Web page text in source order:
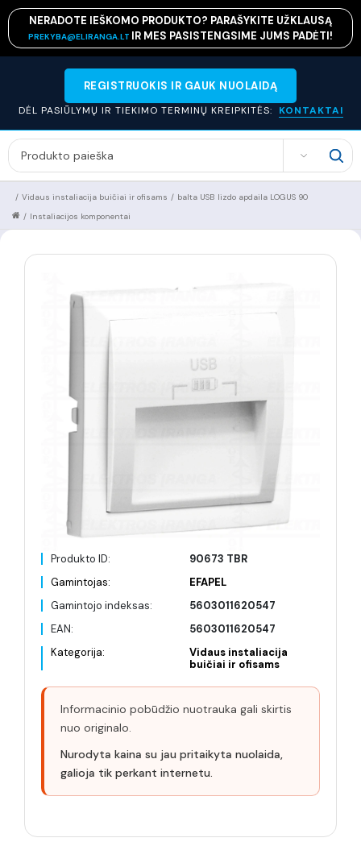
NERADOTE IEŠKOMO PRODUKTO? PARAŠYKITE UŽKLAUSĄ
PREKYBA@ELIRANGA.LT IR MES PASISTENGSIME JUMS PADĖTI!
REGISTRUOKIS IR GAUK NUOLAIDĄ
DĖL PASIŪLYMŲ IR TIEKIMO TERMINŲ KREIPKITĖS: KONTAKTAI
SEARCH
balta USB lizdo apdaila LOGUS 90
/
Vidaus instaliacija buičiai ir ofisams
/
Instaliacijos komponentai
/
Produkto ID:
90673 TBR
Gamintojas:
EFAPEL
Gamintojo indeksas:
5603011620547
EAN:
5603011620547
Kategorija:
Vidaus instaliacija
buičiai ir ofisams
Informacinio pobūdžio nuotrauka gali skirtis
nuo originalo.
Nurodyta kaina su jau pritaikyta nuolaida,
galioja tik perkant internetu.